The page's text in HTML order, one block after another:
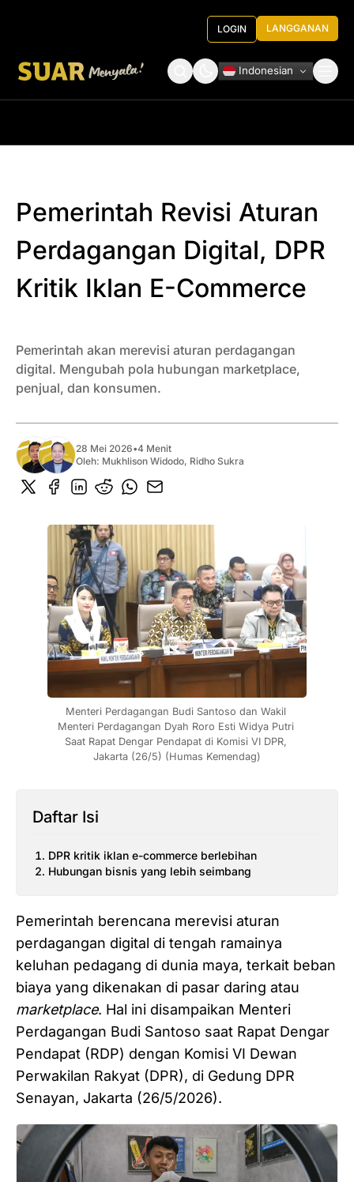
LOGIN LANGGANAN
Indonesian
Pemerintah Revisi Aturan
Perdagangan Digital, DPR
Kritik Iklan E-Commerce
Pemerintah akan merevisi aturan perdagangan
digital. Mengubah pola hubungan marketplace,
penjual, dan konsumen.
28 Mei 2026•4 Menit
Oleh: Mukhlison Widodo, Ridho Sukra
Menteri Perdagangan Budi Santoso dan Wakil
Menteri Perdagangan Dyah Roro Esti Widya Putri
Saat Rapat Dengar Pendapat di Komisi VI DPR,
Jakarta (26/5) (Humas Kemendag)
Daftar Isi
DPR kritik iklan e-commerce berlebihan
Hubungan bisnis yang lebih seimbang
Pemerintah berencana merevisi aturan
perdagangan digital di tengah ramainya
keluhan pedagang di dunia maya, terkait beban
biaya yang dikenakan di pasar daring atau
marketplace. Hal ini disampaikan Menteri
Perdagangan Budi Santoso saat Rapat Dengar
Pendapat (RDP) dengan Komisi VI Dewan
Perwakilan Rakyat (DPR), di Gedung DPR
Senayan, Jakarta (26/5/2026).